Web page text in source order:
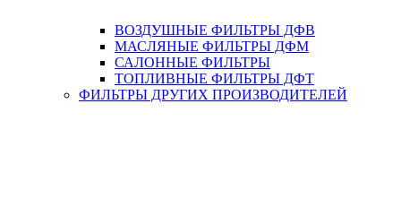
ВОЗДУШНЫЕ ФИЛЬТРЫ ДФВ
МАСЛЯНЫЕ ФИЛЬТРЫ ДФМ
САЛОННЫЕ ФИЛЬТРЫ
ТОПЛИВНЫЕ ФИЛЬТРЫ ДФТ
ФИЛЬТРЫ ДРУГИХ ПРОИЗВОДИТЕЛЕЙ